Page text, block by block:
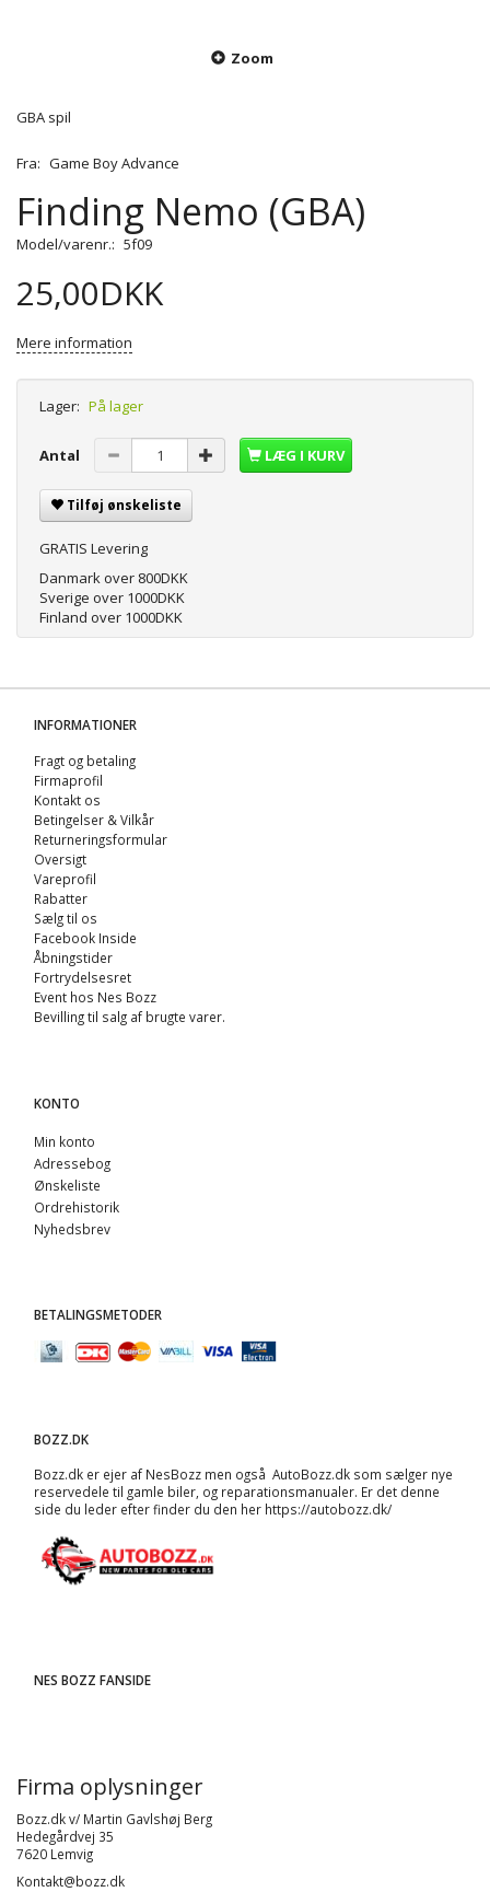
Zoom
GBA spil
Fra: Game Boy Advance
Finding Nemo (GBA)
Model/varenr.: 5f09
25,00DKK
Mere information
Lager: På lager
Antal LÆG I KURV
Tilføj ønskeliste
GRATIS Levering
Danmark over 800DKK
Sverige over 1000DKK
Finland over 1000DKK
INFORMATIONER
Fragt og betaling
Firmaprofil
Kontakt os
Betingelser & Vilkår
Returneringsformular
Oversigt
Vareprofil
Rabatter
Sælg til os
Facebook Inside
Åbningstider
Fortrydelsesret
Event hos Nes Bozz
Bevilling til salg af brugte varer.
KONTO
Min konto
Adressebog
Ønskeliste
Ordrehistorik
Nyhedsbrev
BETALINGSMETODER
BOZZ.DK
Bozz.dk er ejer af NesBozz men også AutoBozz.dk som sælger nye
reservedele til gamle biler, og reparationsmanualer. Er det denne
side du leder efter finder du den her https://autobozz.dk/
NES BOZZ FANSIDE
Firma oplysninger
Bozz.dk v/ Martin Gavlshøj Berg
Hedegårdvej 35
7620 Lemvig
Kontakt@bozz.dk